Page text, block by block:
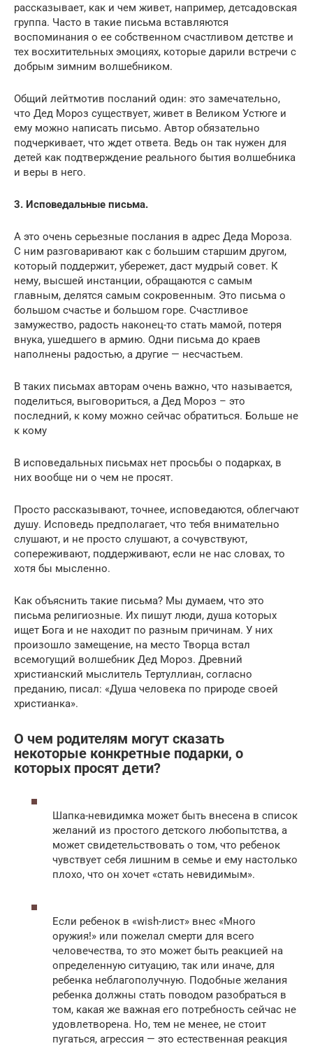
рассказывает, как и чем живет, например, детсадовская
группа. Часто в такие письма вставляются
воспоминания о ее собственном счастливом детстве и
тех восхитительных эмоциях, которые дарили встречи с
добрым зимним волшебником.
Общий лейтмотив посланий один: это замечательно,
что Дед Мороз существует, живет в Великом Устюге и
ему можно написать письмо. Автор обязательно
подчеркивает, что ждет ответа. Ведь он так нужен для
детей как подтверждение реального бытия волшебника
и веры в него.
3. Исповедальные письма.
А это очень серьезные послания в адрес Деда Мороза.
С ним разговаривают как с большим старшим другом,
который поддержит, убережет, даст мудрый совет. К
нему, высшей инстанции, обращаются с самым
главным, делятся самым сокровенным. Это письма о
большом счастье и большом горе. Счастливое
замужество, радость наконец-то стать мамой, потеря
внука, ушедшего в армию. Одни письма до краев
наполнены радостью, а другие — несчастьем.
В таких письмах авторам очень важно, что называется,
поделиться, выговориться, а Дед Мороз – это
последний, к кому можно сейчас обратиться. Больше не
к кому
В исповедальных письмах нет просьбы о подарках, в
них вообще ни о чем не просят.
Просто рассказывают, точнее, исповедаются, облегчают
душу. Исповедь предполагает, что тебя внимательно
слушают, и не просто слушают, а сочувствуют,
сопереживают, поддерживают, если не нас словах, то
хотя бы мысленно.
Как объяснить такие письма? Мы думаем, что это
письма религиозные. Их пишут люди, душа которых
ищет Бога и не находит по разным причинам. У них
произошло замещение, на место Творца встал
всемогущий волшебник Дед Мороз. Древний
христианский мыслитель Тертуллиан, согласно
преданию, писал: «Душа человека по природе своей
христианка».
О чем родителям могут сказать
некоторые конкретные подарки, о
которых просят дети?
Шапка-невидимка может быть внесена в список
желаний из простого детского любопытства, а
может свидетельствовать о том, что ребенок
чувствует себя лишним в семье и ему настолько
плохо, что он хочет «стать невидимым».
Если ребенок в «wish-лист» внес «Много
оружия!» или пожелал смерти для всего
человечества, то это может быть реакцией на
определенную ситуацию, так или иначе, для
ребенка неблагополучную. Подобные желания
ребенка должны стать поводом разобраться в
том, какая же важная его потребность сейчас не
удовлетворена. Но, тем не менее, не стоит
пугаться, агрессия — это естественная реакция